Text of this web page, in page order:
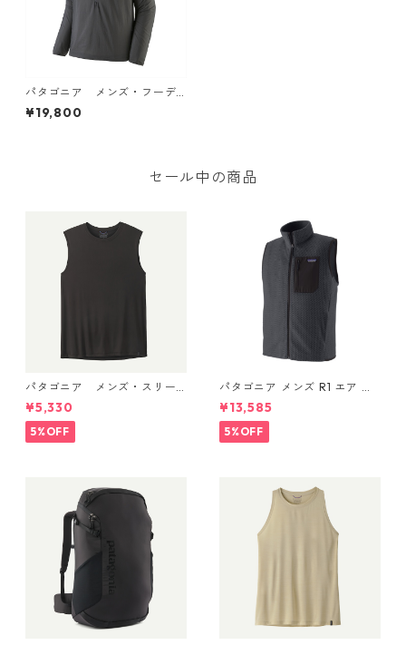
パタゴニア メンズ・フーデ
ィニ・スタッシュ・1/2ジッ
プ・プルオーバー (カラー Fo
¥19,800
セール中の商品
パタゴニア メンズ・スリー
ブレス・キャプリーン・クー
ル・デイリー・シャツ (カラ
ー Black) Patagonia Men's Sl
eeveless Capilene® Cool Da
¥5,330
5%OFF
パタゴニア メンズ R1 エア ベ
スト 40285 Smolder Blue
¥13,585
5%OFF